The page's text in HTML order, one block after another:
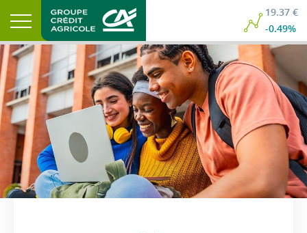
19.37 €
-0.49%